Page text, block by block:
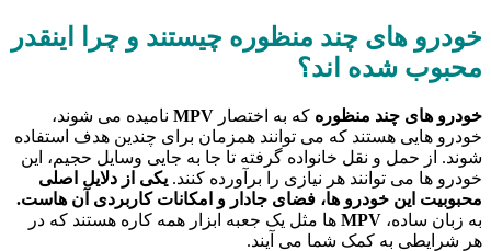
خودرو های چند منظوره چیستند و چرا اینقدر
محبوب شده اند؟
خودرو های چند منظوره که به اختصار MPV نامیده می شوند،
خودرو هایی هستند که می توانند همزمان برای چندین هدف استفاده
شوند. از حمل و نقل خانواده گرفته تا جا به جایی وسایل حجیم، این
خودرو ها می توانند هر نیازی را برآورده کنند. یکی از دلایل اصلی
محبوبیت این خودرو ها، فضای جادار و امکانات کاربردی آن هاست.
به زبان ساده، MPV ها مثل یک جعبه ابزار همه کاره هستند که در
هر شرایطی به کمک شما می آیند.